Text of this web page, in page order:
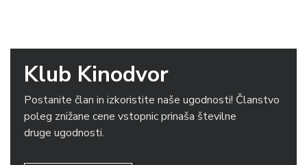
Klub Kinodvor
Postanite član in izkoristite naše ugodnosti! Članstvo
poleg znižane cene vstopnic prinaša številne
druge ugodnosti.